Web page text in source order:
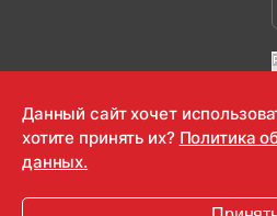
OOO "Радио-Любовь" 2000-2026
Данный сайт хочет
хотите принять их? Политика
данных.